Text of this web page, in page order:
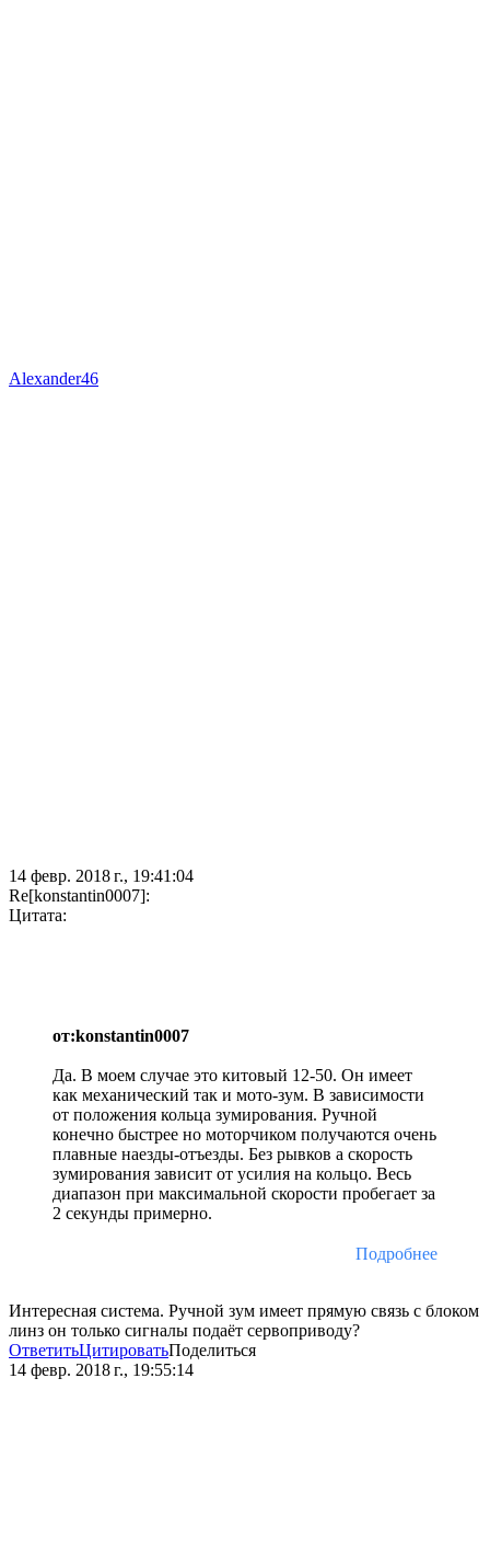
Alexander46
14 февр. 2018 г., 19:41:04
Re[konstantin0007]:
Цитата:
от:konstantin0007
Да. В моем случае это китовый 12-50. Он имеет
как механический так и мото-зум. В зависимости
от положения кольца зумирования. Ручной
конечно быстрее но моторчиком получаются очень
плавные наезды-отъезды. Без рывков а скорость
зумирования зависит от усилия на кольцо. Весь
диапазон при максимальной скорости пробегает за
2 секунды примерно.
Подробнее
Интересная система. Ручной зум имеет прямую связь с блоком
линз он только сигналы подаёт сервоприводу?
ОтветитьЦитироватьПоделиться
14 февр. 2018 г., 19:55:14